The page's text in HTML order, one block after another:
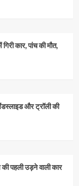
कार, पांच की मौत,
और ट्रॉली की
की पहली उड़ने वाली कार